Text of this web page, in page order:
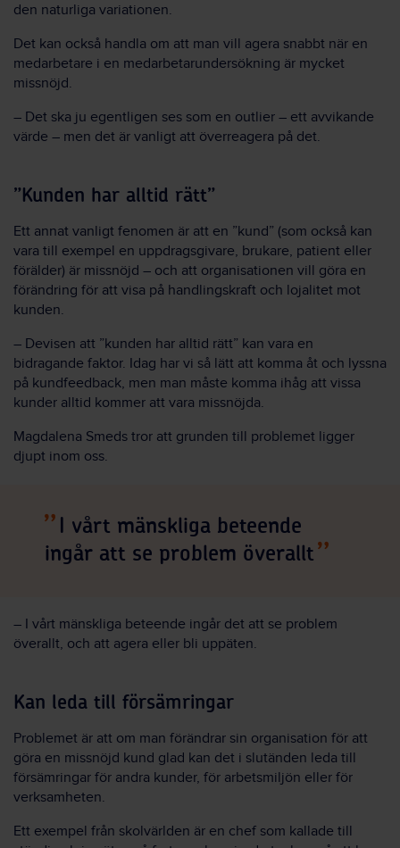
den naturliga variationen.
Det kan också handla om att man vill agera snabbt när en
medarbetare i en medarbetarundersökning är mycket
missnöjd.
– Det ska ju egentligen ses som en outlier – ett avvikande
värde – men det är vanligt att överreagera på det.
”Kunden har alltid rätt”
Ett annat vanligt fenomen är att en ”kund” (som också kan
vara till exempel en uppdragsgivare, brukare, patient eller
förälder) är missnöjd – och att organisationen vill göra en
förändring för att visa på handlingskraft och lojalitet mot
kunden.
– Devisen att ”kunden har alltid rätt” kan vara en
bidragande faktor. Idag har vi så lätt att komma åt och lyssna
på kundfeedback, men man måste komma ihåg att vissa
kunder alltid kommer att vara missnöjda.
Magdalena Smeds tror att grunden till problemet ligger
djupt inom oss.
I vårt mänskliga beteende
ingår att se problem överallt
– I vårt mänskliga beteende ingår det att se problem
överallt, och att agera eller bli uppäten.
Kan leda till försämringar
Problemet är att om man förändrar sin organisation för att
göra en missnöjd kund glad kan det i slutänden leda till
försämringar för andra kunder, för arbetsmiljön eller för
verksamheten.
Ett exempel från skolvärlden är en chef som kallade till